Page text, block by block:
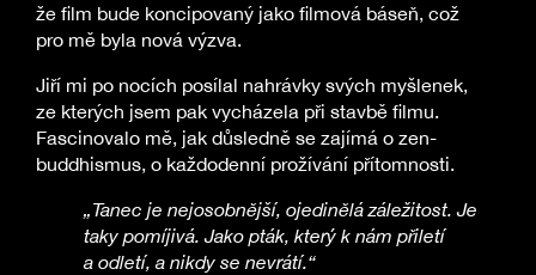
že film bude koncipovaný jako filmová báseň, což
pro mě byla nová výzva.
Jiří mi po nocích posílal nahrávky svých myšlenek,
ze kterých jsem pak vycházela při stavbě filmu.
Fascinovalo mě, jak důsledně se zajímá o zen-
buddhismus, o každodenní prožívání přítomnosti.
„Tanec je nejosobnější, ojedinělá záležitost. Je
taky pomíjivá. Jako pták, který k nám přiletí
a odletí, a nikdy se nevrátí.“